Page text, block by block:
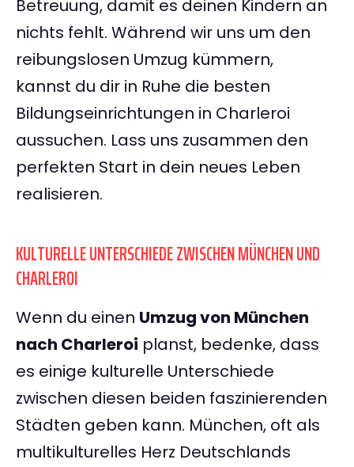
Betreuung, damit es deinen Kindern an
nichts fehlt. Während wir uns um den
reibungslosen Umzug kümmern,
kannst du dir in Ruhe die besten
Bildungseinrichtungen in Charleroi
aussuchen. Lass uns zusammen den
perfekten Start in dein neues Leben
realisieren.
KULTURELLE UNTERSCHIEDE ZWISCHEN MÜNCHEN UND
CHARLEROI
Wenn du einen Umzug von München
nach Charleroi planst, bedenke, dass
es einige kulturelle Unterschiede
zwischen diesen beiden faszinierenden
Städten geben kann. München, oft als
multikulturelles Herz Deutschlands